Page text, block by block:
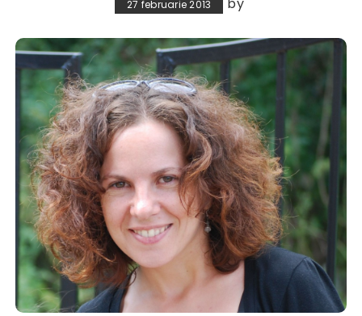
27 februarie 2013